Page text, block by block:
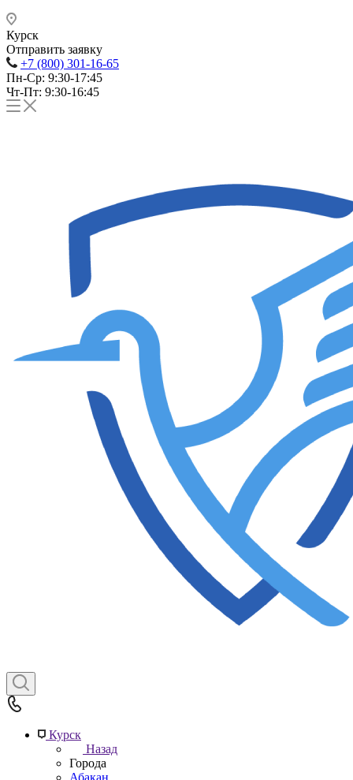
Курск
Отправить заявку
+7 (800) 301-16-65
Пн-Ср: 9:30-17:45
Чт-Пт: 9:30-16:45
Курск
Назад
Города
Абакан